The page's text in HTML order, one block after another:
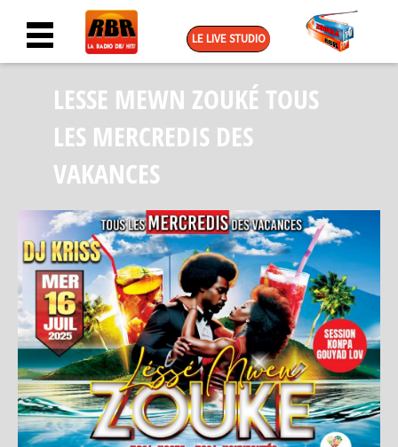
LE LIVE STUDIO
LESSE MEWN ZOUKÉ TOUS
LES MERCREDIS DES
VAKANCES